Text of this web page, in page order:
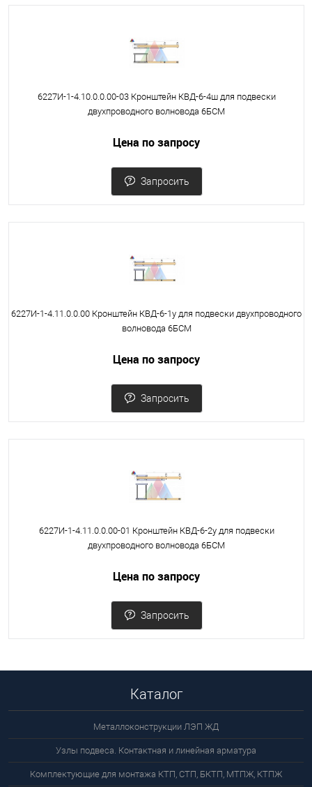
6227И-1-4.10.0.0.00-03 Кронштейн КВД-6-4ш для подвески
двухпроводного волновода 6БСМ
Цена по запросу
Запросить
6227И-1-4.11.0.0.00 Кронштейн КВД-6-1у для подвески двухпроводного
волновода 6БСМ
Цена по запросу
Запросить
6227И-1-4.11.0.0.00-01 Кронштейн КВД-6-2у для подвески
двухпроводного волновода 6БСМ
Цена по запросу
Запросить
Каталог
Металлоконструкции ЛЭП ЖД
Узлы подвеса. Контактная и линейная арматура
Комплектующие для монтажа КТП, СТП, БКТП, МТПЖ, КТПЖ